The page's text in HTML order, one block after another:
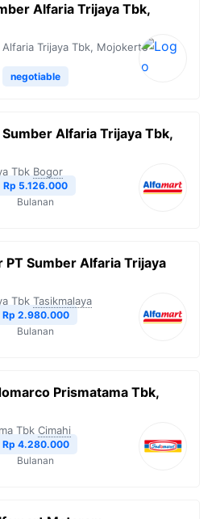
Alfaria Trijaya Tbk,
Trijaya Tbk, Mojokerto
negotiable
Alfaria Trijaya Tbk,
Tbk Bogor
Rp 5.126.000
Bulanan
Sumber Alfaria Trijaya
Tbk Tasikmalaya
Rp 2.980.000
Bulanan
Prismatama Tbk,
Tbk Cimahi
Rp 4.280.000
Bulanan